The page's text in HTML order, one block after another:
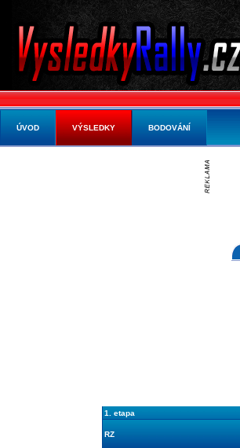
1. etapa
RZ
ÚVOD VÝSLEDKY BODOVÁNÍ